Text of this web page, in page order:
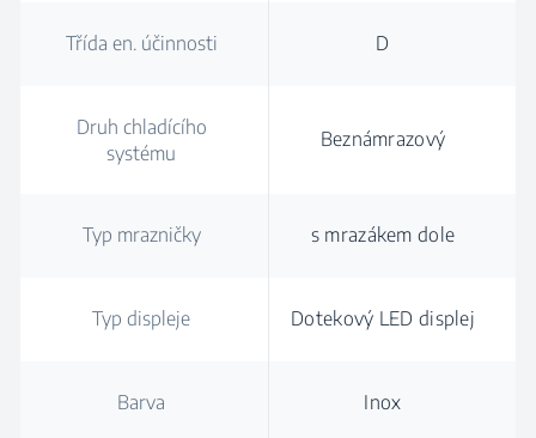
Třída en. účinnosti D
Druh chladícího
systému
Beznámrazový
Typ mrazničky s mrazákem dole
Typ displeje Dotekový LED displej
Barva Inox